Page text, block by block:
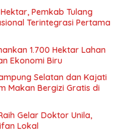
Pemkab Tulang
Terintegrasi Pertama
1.700 Hektar Lahan
Ekonomi Biru
Selatan dan Kajati
Makan Bergizi Gratis di
Gelar Doktor Unila,
Lokal